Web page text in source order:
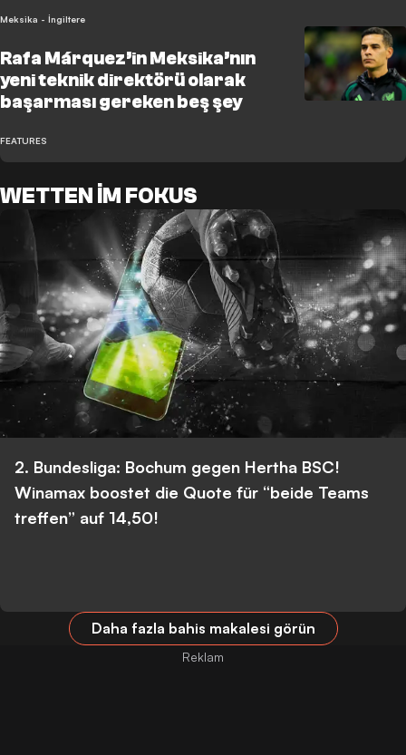
Meksika - İngiltere
Rafa Márquez’in Meksika’nın
yeni teknik direktörü olarak
başarması gereken beş şey
FEATURES
WETTEN IM FOKUS
2. Bundesliga: Bochum gegen Hertha BSC!
Winamax boostet die Quote für “beide Teams
treffen” auf 14,50!
Daha fazla bahis makalesi görün